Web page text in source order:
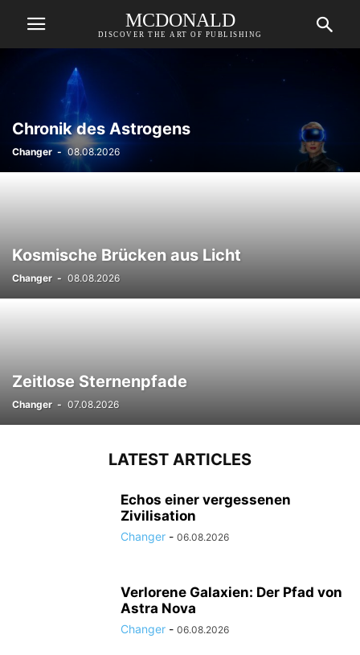
MCDONALD
DISCOVER THE ART OF PUBLISHING
Chronik des Astrogens
Changer - 08.08.2026
Kosmische Brücken aus Licht
Changer - 08.08.2026
Zeitlose Sternenpfade
Changer - 07.08.2026
LATEST ARTICLES
Echos einer vergessenen
Zivilisation
Changer - 06.08.2026
Verlorene Galaxien: Der Pfad von
Astra Nova
Changer - 06.08.2026